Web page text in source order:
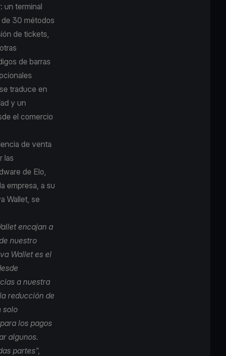
un terminal
30 métodos
de tickets,
de barras
traduce en
y un
el comercio
de venta
las
de Elo,
empresa, a su
Wallet, se
encajan a
nuestro
Wallet es el
a nuestra
reducción de
solo
los pagos
algunos.
partes",